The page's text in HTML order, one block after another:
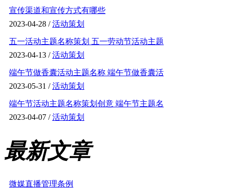
宣传渠道和宣传方式有哪些
2023-04-28 /活动策划
五一活动主题名称策划 五一劳动节活动主题
2023-04-13 /活动策划
端午节做香囊活动主题名称 端午节做香囊活
2023-05-31 /活动策划
端午节活动主题名称策划创意 端午节主题名
2023-04-07 /活动策划
最新文章
微媒直播管理条例